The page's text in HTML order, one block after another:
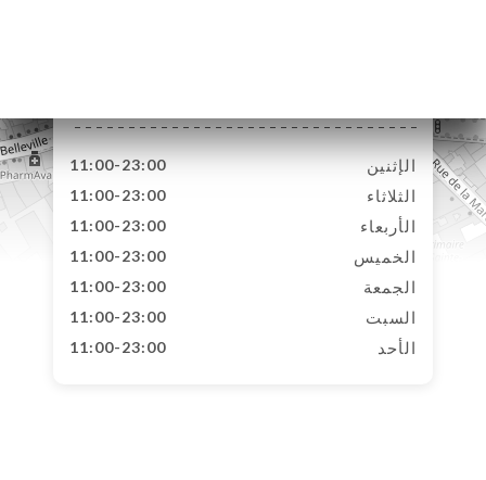
الإثنين 11:00-23:00
الثلاثاء 11:00-23:00
الأربعاء 11:00-23:00
الخميس 11:00-23:00
الجمعة 11:00-23:00
السبت 11:00-23:00
الأحد 11:00-23:00